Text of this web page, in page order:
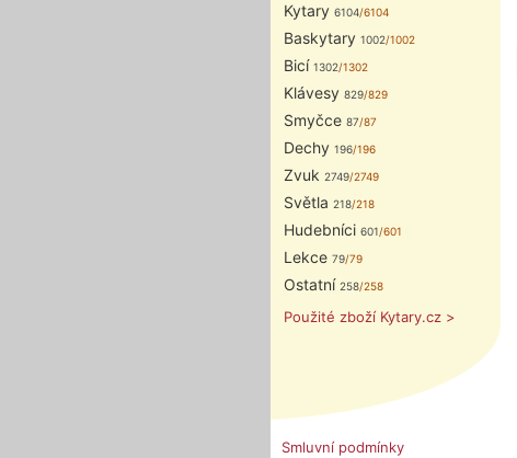
Kytary 6104/6104
Baskytary 1002/1002
Bicí 1302/1302
Klávesy 829/829
Smyčce 87/87
Dechy 196/196
Zvuk 2749/2749
Světla 218/218
Hudebníci 601/601
Lekce 79/79
Ostatní 258/258
Použité zboží Kytary.cz >
Smluvní podmínky